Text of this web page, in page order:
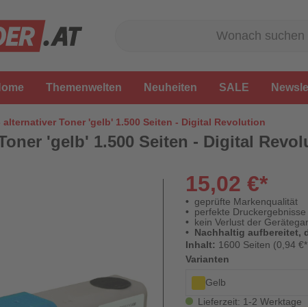
Themenwelten Neuheiten SALE
alternativer Toner 'gelb' 1.500 Seiten - Digital Revolution
'gelb' 1.500 Seiten - Digital
15,02 €*
geprüfte Markenqualität
perfekte Druckergebnisse
kein Verlust der
Nachhaltig aufbereitet,
Inhalt: 1600 Seiten (0,94
Varianten
Gelb
Lieferzeit: 1-2 Werktage